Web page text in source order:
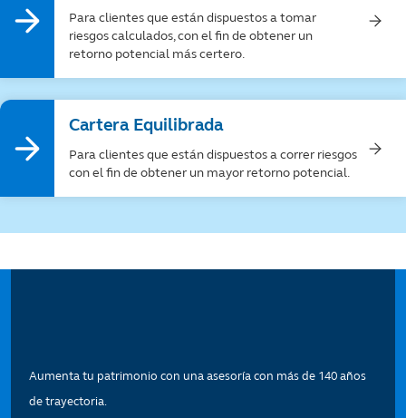
Para clientes que están dispuestos a tomar
riesgos calculados, con el fin de obtener un
retorno potencial más certero.
Cartera Equilibrada
Para clientes que están dispuestos a correr riesgos
con el fin de obtener un mayor retorno potencial.
Aumenta tu patrimonio con una asesoría con más de 140 años
de trayectoria.